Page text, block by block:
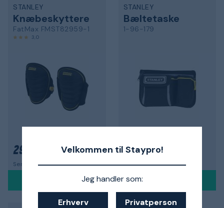
Velkommen til Staypro!
Jeg handler som:
Erhverv Privatperson
STANLEY
Knæbeskyttere
FatMax FMST82959-1
3,0
295 kr.
Sendes mandag 10. aug.
STANLEY
Bæltetaske
1-96-179
50 kr.
Sendes mandag 10. aug.